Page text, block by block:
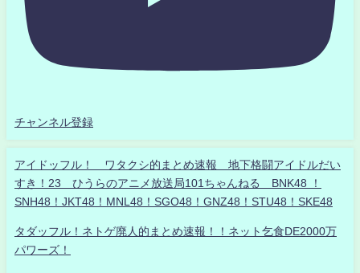
チャンネル登録
アイドッフル！ ワタクシ的まとめ速報 地下格闘アイドルだい
すき！23 ひうらのアニメ放送局101ちゃんねる BNK48 ！
SNH48！JKT48！MNL48！SGO48！GNZ48！STU48！SKE48
タダッフル！ネトゲ廃人的まとめ速報！！ネット乞食DE2000万
パワーズ！